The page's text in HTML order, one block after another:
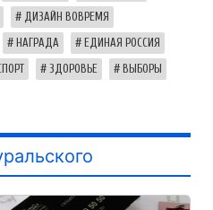
ДИЗАЙН ВОВРЕМЯ
НАГРАДА ЕДИНАЯ РОССИЯ
ЗДОРОВЬЕ ВЫБОРЫ